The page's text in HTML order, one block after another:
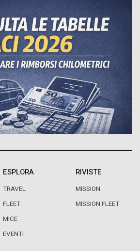
ESPLORA
TRAVEL
FLEET
MICE
EVENTI
RIVISTE
MISSION
MISSION FLEET